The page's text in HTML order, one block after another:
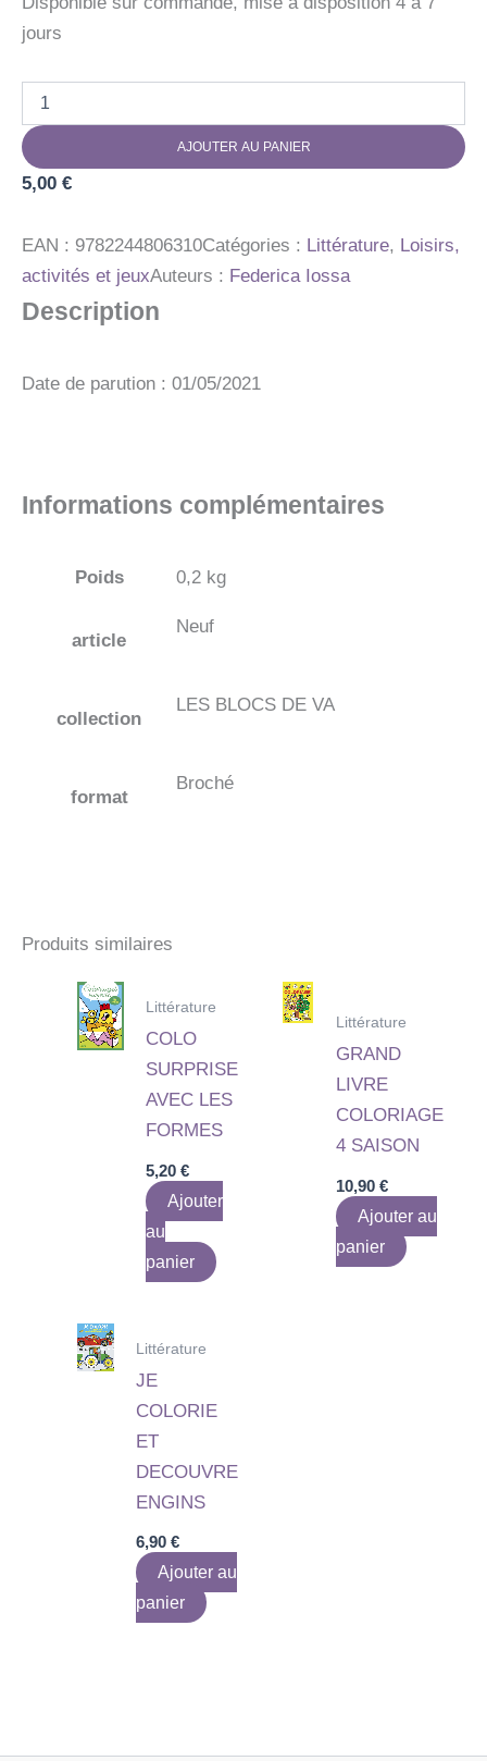
jours
BLOCS
VACANCES
PETITE
AJOUTER AU PANIER
5,00 €
EAN : 9782244806310Catégories : Littérature, Loisirs,
activités et jeuxAuteurs : Federica Iossa
Description
Date de parution : 01/05/2021
Informations complémentaires
Poids 0,2 kg
article
Neuf
collection
LES BLOCS DE VA
format
Broché
Produits similaires
Littérature
COLO
SURPRISE
AVEC LES
FORMES
5,20€
Ajouter
au
panier
Littérature
GRAND
LIVRE
COLORIAGE
4 SAISON
10,90 €
Ajouter au
panier
Littérature
JE
COLORIE
ET
DECOUVRE
ENGINS
6,90€
Ajouter au
panier